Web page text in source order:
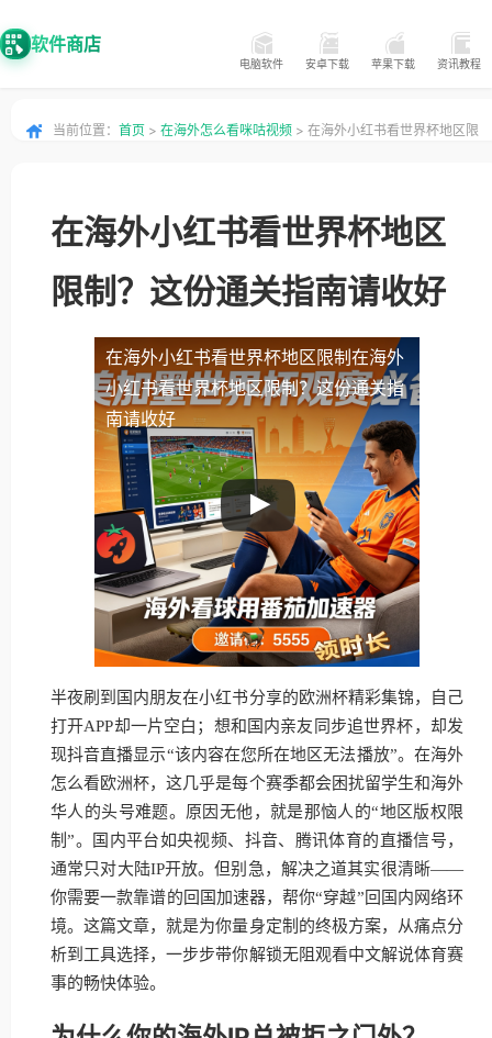
软件商店
电脑软件 安卓下载 苹果下载 资讯教程
当前位置： 首页 > 在海外怎么看咪咕视频 > 在海外小红书看世界杯地区限
在海外小红书看世界杯地区
限制？这份通关指南请收好
在海外小红书看世界杯地区限制 在海外
小红书看世界杯地区限制？这份通关指
南请收好
半夜刷到国内朋友在小红书分享的欧洲杯精彩集锦，自己
打开APP却一片空白；想和国内亲友同步追世界杯，却发
现抖音直播显示“该内容在您所在地区无法播放”。在海外
怎么看欧洲杯，这几乎是每个赛季都会困扰留学生和海外
华人的头号难题。原因无他，就是那恼人的“地区版权限
制”。国内平台如央视频、抖音、腾讯体育的直播信号，
通常只对大陆IP开放。但别急，解决之道其实很清晰——
你需要一款靠谱的回国加速器，帮你“穿越”回国内网络环
境。这篇文章，就是为你量身定制的终极方案，从痛点分
析到工具选择，一步步带你解锁无阻观看中文解说体育赛
事的畅快体验。